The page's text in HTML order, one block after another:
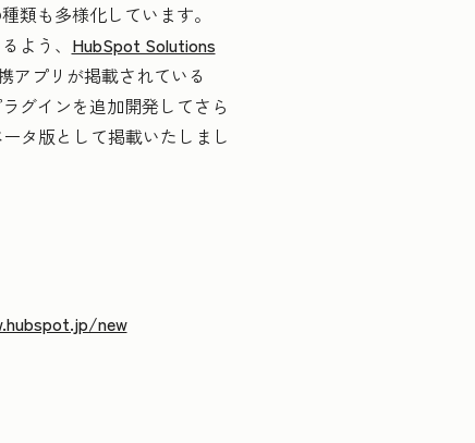
類も多様化しています。
よう、 HubSpot Solutions
アプリが掲載されている
グインを追加開発してさら
タ版として掲載いたしまし
new